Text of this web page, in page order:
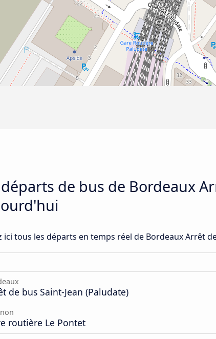
de bus de Bordeaux
ici tous les départs en temps réel de Bordeaux Arrêt
de bus Saint-Jean (Paludate)
routière Le Pontet